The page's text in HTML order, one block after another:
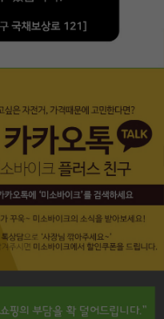
페이코 라이프